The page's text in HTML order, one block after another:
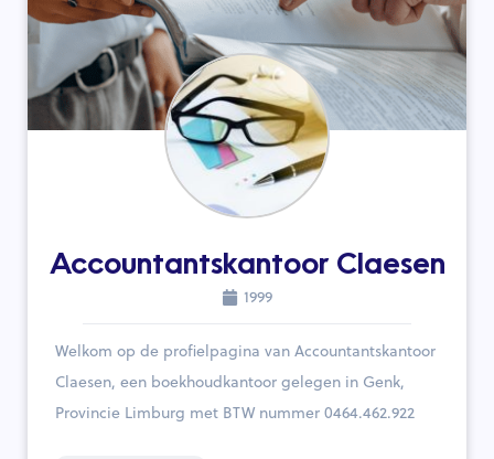
Accountantskantoor Claesen
1999
Welkom op de profielpagina van Accountantskantoor
Claesen, een boekhoudkantoor gelegen in Genk,
Provincie Limburg met BTW nummer 0464.462.922